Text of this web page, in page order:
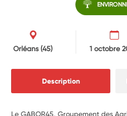
Orléans(45) 1 octobre
Description
Le GABOR45, Groupement des